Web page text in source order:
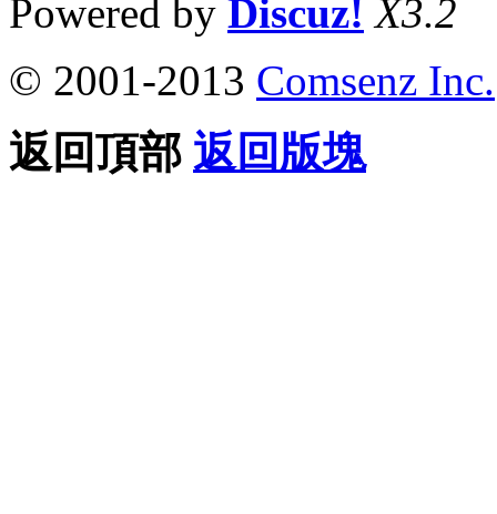
Powered by Discuz! X3.2
© 2001-2013 Comsenz Inc.
返回頂部 返回版塊